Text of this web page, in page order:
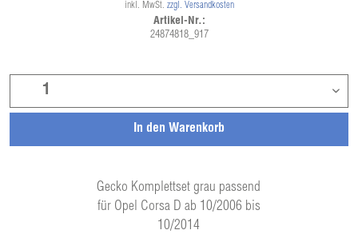
Gecko Komplettset grau passend
für Opel Corsa D ab 10/2006 bis
10/2014
In den Warenkorb
inkl. MwSt. zzgl. Versandkosten
Artikel-Nr.:
24874818_917